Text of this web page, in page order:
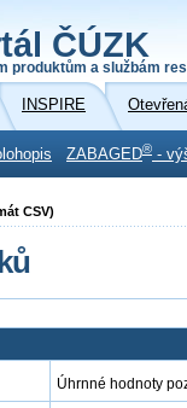
ČÚZK
produktům a službám
INSPIRE
ZABAGED® -
CSV)
Úhrnné hodnoty